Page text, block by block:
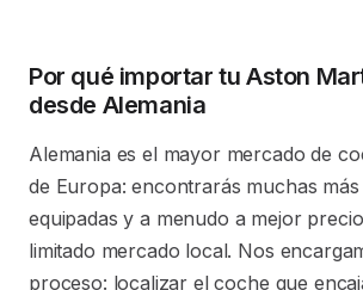
Por qué importar tu Aston
desde Alemania
Alemania es el mayor mercado de
de Europa: encontrarás muchas
equipadas y a menudo a mejor
limitado mercado local. Nos
proceso: localizar el coche que